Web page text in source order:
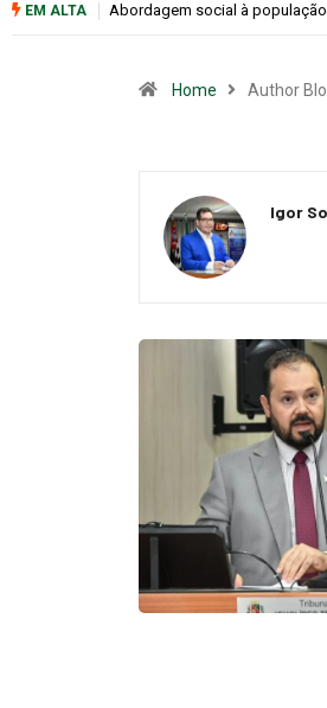
EM ALTA Cemitérios terão horário
Home Author
Igor